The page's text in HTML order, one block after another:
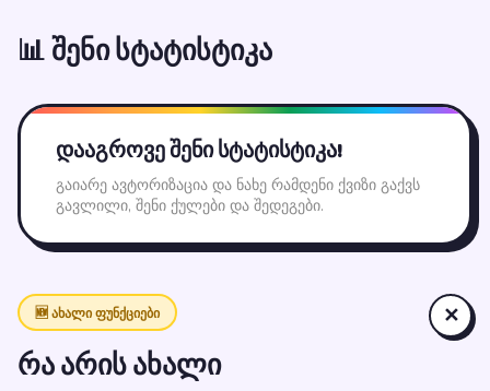
📊 შენი სტატისტიკა
დააგროვე შენი სტატისტიკა!
გაიარე ავტორიზაცია და ნახე რამდენი ქვიზი გაქვს
გავლილი, შენი ქულები და შედეგები.
🆕 ახალი ფუნქციები
რა არის ახალი
✕